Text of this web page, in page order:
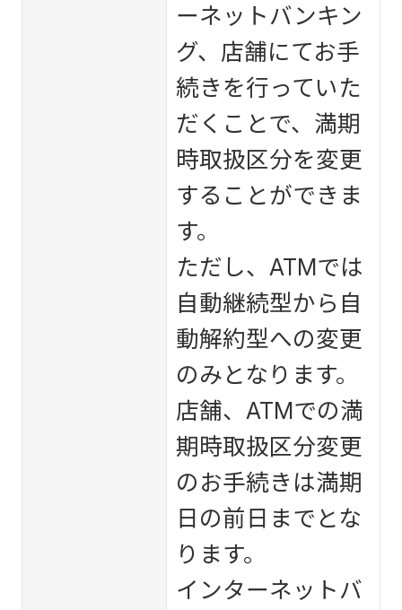
ーネットバンキン
グ、店舗にてお手
続きを行っていた
だくことで、満期
時取扱区分を変更
することができま
す。
ただし、ATMでは
自動継続型から自
動解約型への変更
のみとなります。
店舗、ATMでの満
期時取扱区分変更
のお手続きは満期
日の前日までとな
ります。
インターネットバ